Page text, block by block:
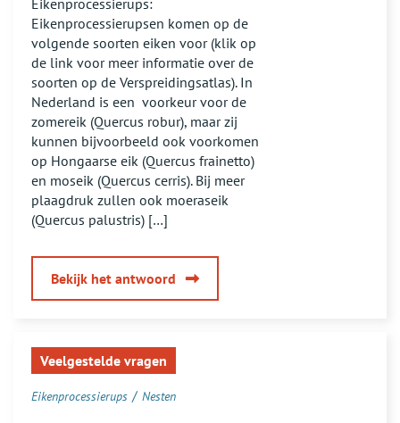
piège’
?
Eikenprocessierups:
Eikenprocessierupsen komen op de
volgende soorten eiken voor (klik op
de link voor meer informatie over de
soorten op de Verspreidingsatlas). In
Nederland is een voorkeur voor de
zomereik (Quercus robur), maar zij
kunnen bijvoorbeeld ook voorkomen
op Hongaarse eik (Quercus frainetto)
en moseik (Quercus cerris). Bij meer
plaagdruk zullen ook moeraseik
(Quercus palustris) […]
Bekijk het antwoord van
In
Veelgestelde vragen
Eikenprocessierups / Nesten